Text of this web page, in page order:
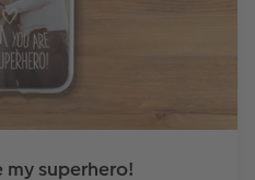
superhero!